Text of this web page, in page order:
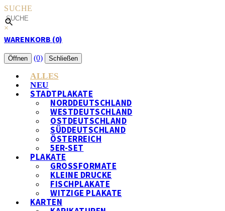
SUCHE
×
WARENKORB (0)
Öffnen (0) Schließen
ALLES
NEU
STADTPLAKATE
NORDDEUTSCHLAND
WESTDEUTSCHLAND
OSTDEUTSCHLAND
SÜDDEUTSCHLAND
ÖSTERREICH
5ER-SET
PLAKATE
GROSSFORMATE
KLEINE DRUCKE
FISCHPLAKATE
WITZIGE PLAKATE
KARTEN